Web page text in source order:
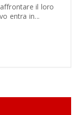
il loro
entra in...